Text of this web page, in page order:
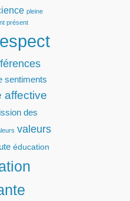
pleine
présent
sentiments
affective
des
valeurs
éducation